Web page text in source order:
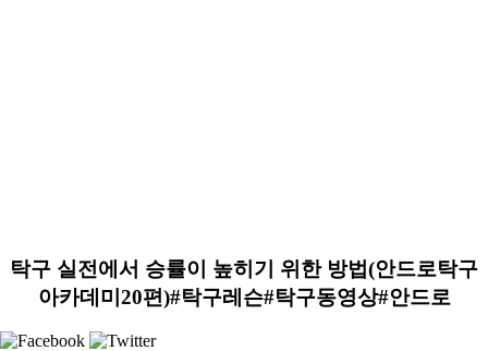
탁구 실전에서 승률이 높히기 위한 방법(안드로탁구
아카데미20편)#탁구레슨#탁구동영상#안드로